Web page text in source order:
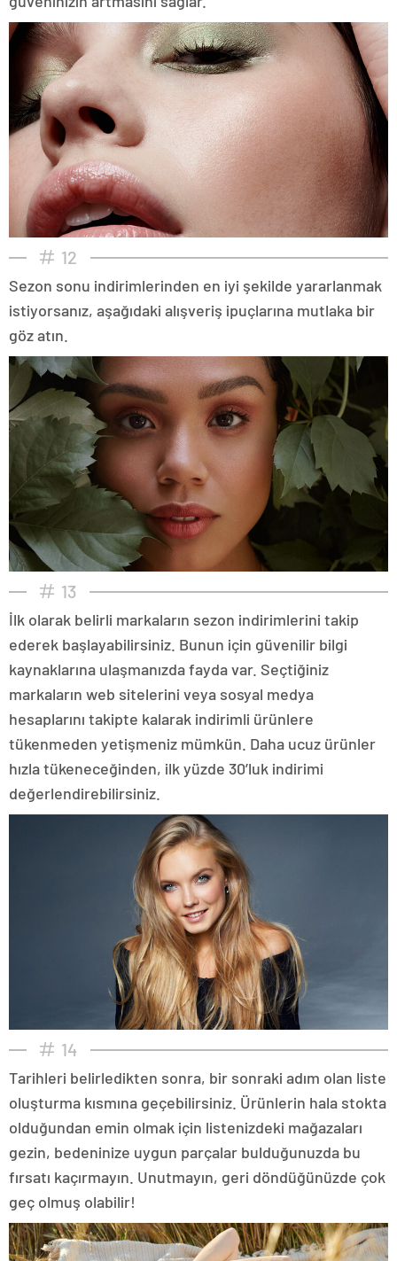
12
Sezon sonu indirimlerinden en iyi şekilde yararlanmak
istiyorsanız, aşağıdaki alışveriş ipuçlarına mutlaka bir
göz atın.
13
İlk olarak belirli markaların sezon indirimlerini takip
ederek başlayabilirsiniz. Bunun için güvenilir bilgi
kaynaklarına ulaşmanızda fayda var. Seçtiğiniz
markaların web sitelerini veya sosyal medya
hesaplarını takipte kalarak indirimli ürünlere
tükenmeden yetişmeniz mümkün. Daha ucuz ürünler
hızla tükeneceğinden, ilk yüzde 30’luk indirimi
değerlendirebilirsiniz.
14
Tarihleri belirledikten sonra, bir sonraki adım olan liste
oluşturma kısmına geçebilirsiniz. Ürünlerin hala stokta
olduğundan emin olmak için listenizdeki mağazaları
gezin, bedeninize uygun parçalar bulduğunuzda bu
fırsatı kaçırmayın. Unutmayın, geri döndüğünüzde çok
geç olmuş olabilir!